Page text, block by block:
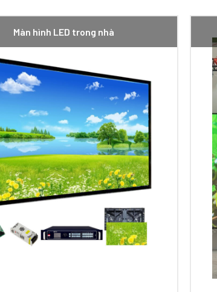
P10outdoor
Hoạt động rất ổn định và không ảnh hưởng đến
silicon hoặc keo có khả năng chống nước rất
thành từ các diot phát sáng. Độ tương phản cao
cáo truyền thống.
với các hệ thống truyền hình, loa, camera,
đổi file định dạng chuẩn thành định dạng một
so với các thiết bị chiếu sáng khác. Chỉ tiêu tốn
và có thể tiếp nối với nhau nhằm tạo
Màn hình LED trong nhà